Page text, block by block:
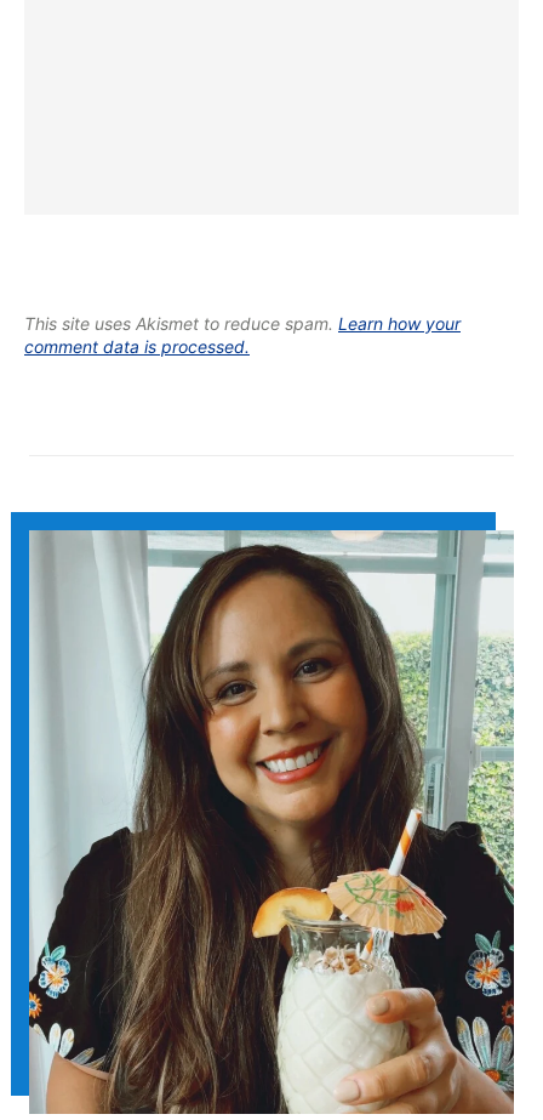
This site uses Akismet to reduce spam. Learn how your
comment data is processed.